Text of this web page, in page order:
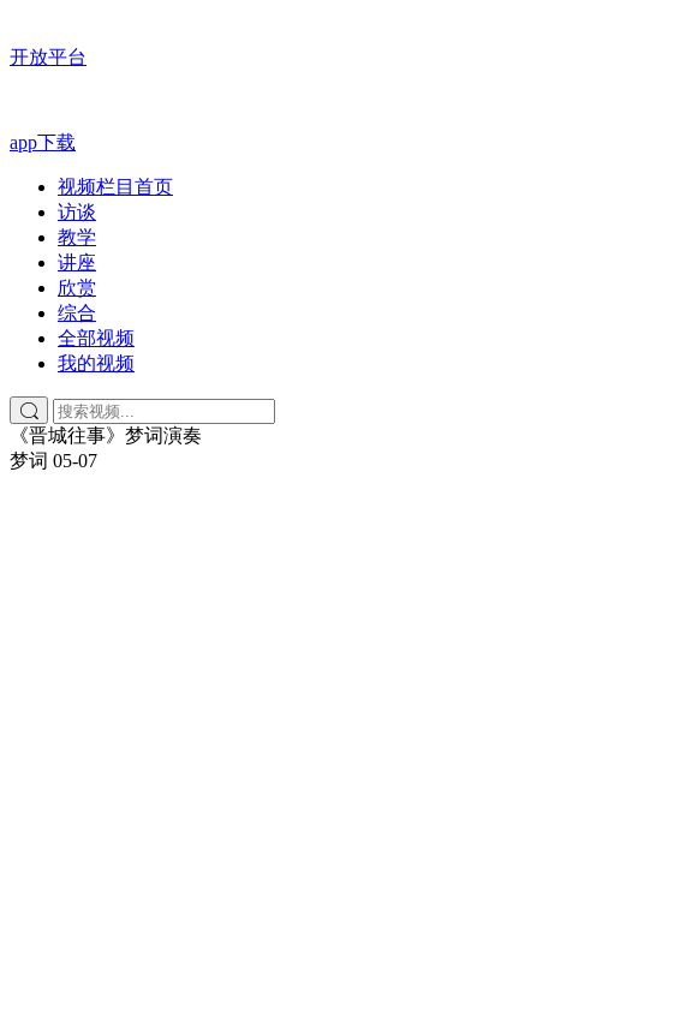
开放平台
app下载
视频栏目首页
访谈
教学
讲座
欣赏
综合
全部视频
我的视频
《晋城往事》梦词演奏
梦词 05-07